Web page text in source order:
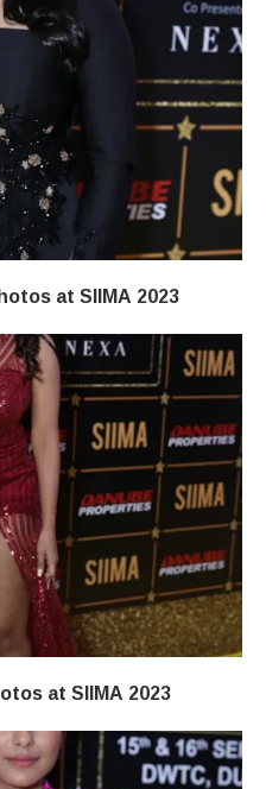
at SIIMA 2023
at SIIMA 2023